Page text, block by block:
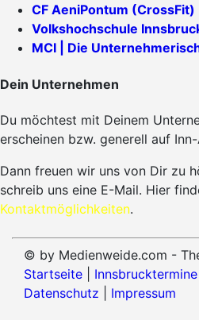
CF AeniPontum (CrossFit)
Volkshochschule
MCI | Die
Dein Unternehmen
Du möchtest mit Deinem
erscheinen bzw. generell auf
Dann freuen wir uns von Dir zu
schreib uns eine E-Mail. Hier
Kontaktmöglichkeiten.
© by Medienweide.com -
Startseite
Innsbrucktermine
Datenschutz
Impressum